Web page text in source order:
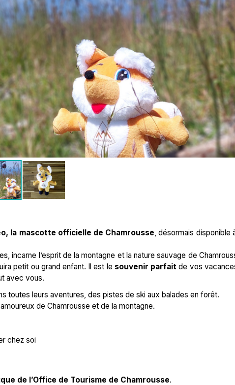
la mascotte officielle de Chamrousse , désormais disponible
incarne l’esprit de la montagne et la nature sauvage de
petit ou grand enfant. Il est le souvenir parfait de vos
avec vous.
toutes leurs aventures, des pistes de ski aux balades en forêt.
de Chamrousse et de la montagne.
chez soi
de l’Office de Tourisme de Chamrousse.